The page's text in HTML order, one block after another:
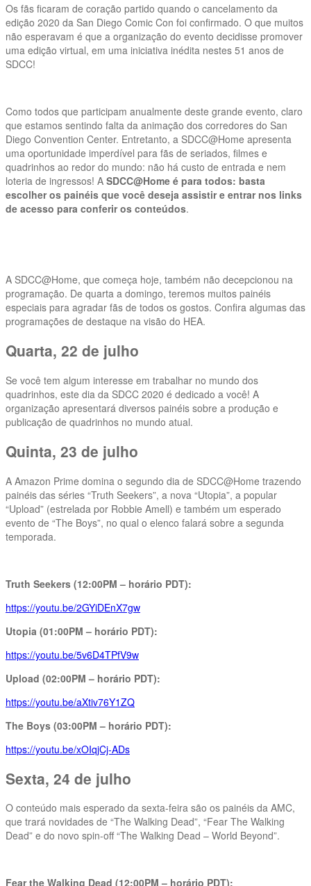
Os fãs ficaram de coração partido quando o cancelamento da
edição 2020 da San Diego Comic Con foi confirmado. O que muitos
não esperavam é que a organização do evento decidisse promover
uma edição virtual, em uma iniciativa inédita nestes 51 anos de
SDCC!
Como todos que participam anualmente deste grande evento, claro
que estamos sentindo falta da animação dos corredores do San
Diego Convention Center. Entretanto, a SDCC@Home apresenta
uma oportunidade imperdível para fãs de seriados, filmes e
quadrinhos ao redor do mundo: não há custo de entrada e nem
loteria de ingressos! A SDCC@Home é para todos: basta
escolher os painéis que você deseja assistir e entrar nos links
de acesso para conferir os conteúdos.
A SDCC@Home, que começa hoje, também não decepcionou na
programação. De quarta a domingo, teremos muitos painéis
especiais para agradar fãs de todos os gostos. Confira algumas das
programações de destaque na visão do HEA.
Quarta, 22 de julho
Se você tem algum interesse em trabalhar no mundo dos
quadrinhos, este dia da SDCC 2020 é dedicado a você! A
organização apresentará diversos painéis sobre a produção e
publicação de quadrinhos no mundo atual.
Quinta, 23 de julho
A Amazon Prime domina o segundo dia de SDCC@Home trazendo
painéis das séries “Truth Seekers”, a nova “Utopia”, a popular
“Upload” (estrelada por Robbie Amell) e também um esperado
evento de “The Boys”, no qual o elenco falará sobre a segunda
temporada.
Truth Seekers (12:00PM – horário PDT):
https://youtu.be/2GYiDEnX7gw
Utopia (01:00PM – horário PDT):
https://youtu.be/5v6D4TPfV9w
Upload (02:00PM – horário PDT):
https://youtu.be/aXtiv76Y1ZQ
The Boys (03:00PM – horário PDT):
https://youtu.be/xOIqjCj-ADs
Sexta, 24 de julho
O conteúdo mais esperado da sexta-feira são os painéis da AMC,
que trará novidades de “The Walking Dead”, “Fear The Walking
Dead” e do novo spin-off “The Walking Dead – World Beyond”.
Fear the Walking Dead (12:00PM – horário PDT):